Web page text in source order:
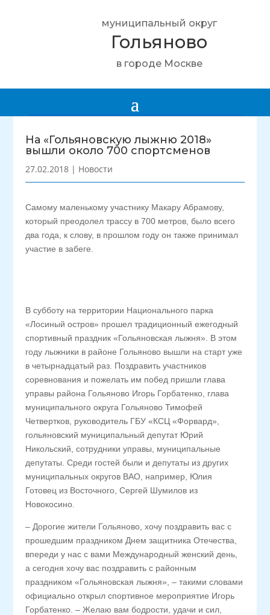
муниципальный округ
Гольяново
в городе Москве
На «Гольяновскую лыжню 2018»
вышли около 700 спортсменов
27.02.2018 | Новости
Самому маленькому участнику Макару Абрамову,
который преодолел трассу в 700 метров, было всего
два года, к слову, в прошлом году он также принимал
участие в забеге.
В субботу на территории Национального парка
«Лосиный остров» прошел традиционный ежегодный
спортивный праздник «Гольяновская лыжня». В этом
году лыжники в районе Гольяново вышли на старт уже
в четырнадцатый раз. Поздравить участников
соревнования и пожелать им побед пришли глава
управы района Гольяново Игорь Горбатенко, глава
муниципального округа Гольяново Тимофей
Четвертков, руководитель ГБУ «КСЦ «Форвард»,
гольяновский муниципальный депутат Юрий
Никольский, сотрудники управы, муниципальные
депутаты. Среди гостей были и депутаты из других
муниципальных округов ВАО, например, Юлия
Готовец из Восточного, Сергей Шумилов из
Новокосино.
– Дорогие жители Гольяново, хочу поздравить вас с
прошедшим праздником Днем защитника Отечества,
впереди у нас с вами Международный женский день,
а сегодня хочу вас поздравить с районным
праздником «Гольяновская лыжня», – такими словами
официально открыл спортивное мероприятие Игорь
Горбатенко. – Желаю вам бодрости, удачи и сил,